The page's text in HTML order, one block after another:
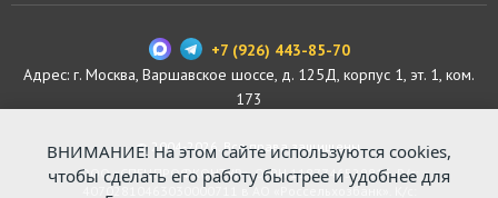
+7 (926) 443-85-70
Адрес: г. Москва, Варшавское шоссе, д. 125Д, корпус 1, эт. 1, ком.
173
© 2004-2026. Все права защищены.
ООО «СПЕЦПРОФКОНТУР», ОГРН 1187746529816. Р/с:
40702810463030000711 в АО «Россельхозбанк». К/с:
ВНИМАНИЕ! На этом сайте используются cookies,
чтобы сделать его работу быстрее и удобнее для